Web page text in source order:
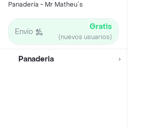
Panadería - Mr Matheu´s
Envío Gratis
(nuevos usuarios)
Panaderia